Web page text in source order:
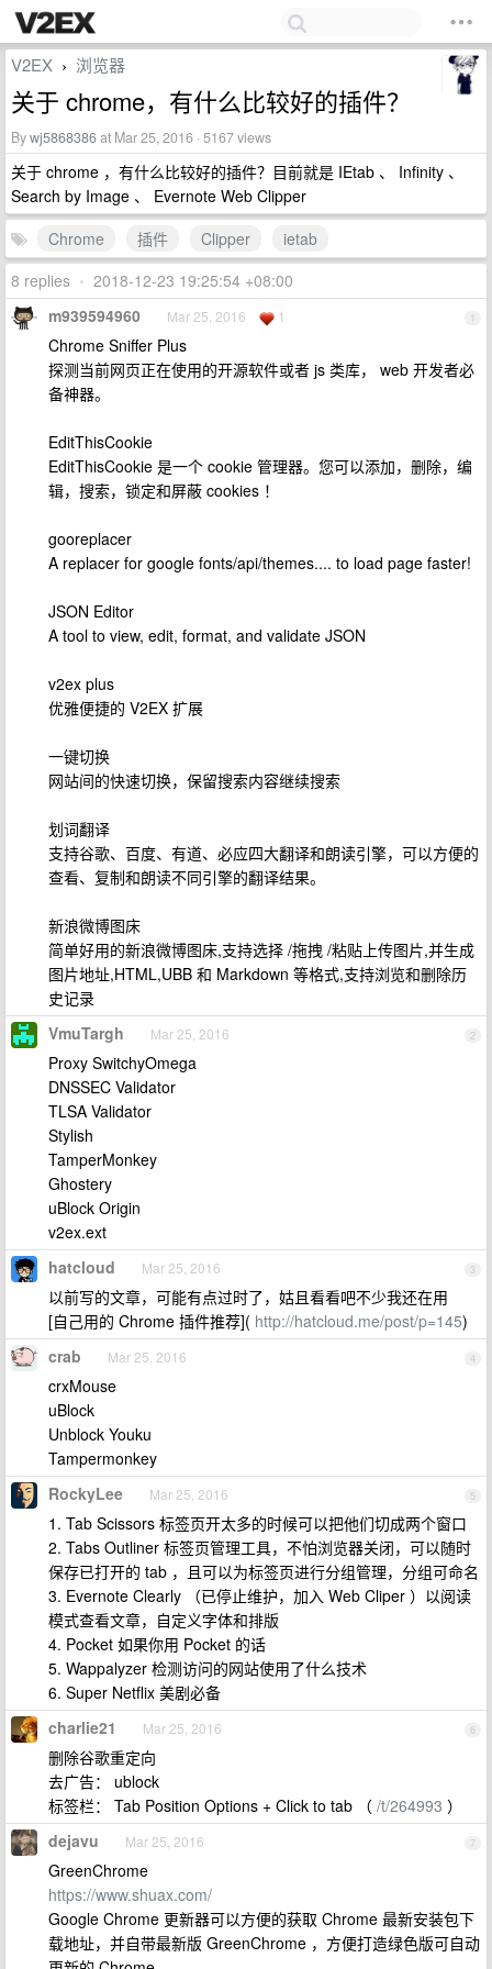
V2EX › 浏览器
关于 chrome，有什么比较好的插件？
Bywj5868386at Mar 25, 2016 · 5167 views
关于 chrome ，有什么比较好的插件？目前就是 IEtab 、 Infinity 、
Search by Image 、 Evernote Web Clipper
Chrome
插件 Clipper
ietab
8 replies • 2018-12-23 19:25:54 +08:00
1
m939594960 Mar 25, 2016 1
Chrome Sniffer Plus
探测当前网页正在使用的开源软件或者 js 类库， web 开发者必
备神器。
EditThisCookie
EditThisCookie 是一个 cookie 管理器。您可以添加，删除，编
辑，搜索，锁定和屏蔽 cookies ！
gooreplacer
A replacer for google fonts/api/themes.... to load page faster!
JSON Editor
A tool to view, edit, format, and validate JSON
v2ex plus
优雅便捷的 V2EX 扩展
一键切换
网站间的快速切换，保留搜索内容继续搜索
划词翻译
支持谷歌、百度、有道、必应四大翻译和朗读引擎，可以方便的
查看、复制和朗读不同引擎的翻译结果。
新浪微博图床
简单好用的新浪微博图床,支持选择 /拖拽 /粘贴上传图片,并生成
图片地址,HTML,UBB 和 Markdown 等格式,支持浏览和删除历
史记录
2
VmuTargh Mar 25, 2016
Proxy SwitchyOmega
DNSSEC Validator
TLSA Validator
Stylish
TamperMonkey
Ghostery
uBlock Origin
v2ex.ext
3
hatcloud Mar 25, 2016
以前写的文章，可能有点过时了，姑且看看吧不少我还在用
[自己用的 Chrome 插件推荐]( http://hatcloud.me/post/p=145)
4
crab Mar 25, 2016
crxMouse
uBlock
Unblock Youku
Tampermonkey
5
RockyLee Mar 25, 2016
1. Tab Scissors 标签页开太多的时候可以把他们切成两个窗口
2. Tabs Outliner 标签页管理工具，不怕浏览器关闭，可以随时
保存已打开的 tab ，且可以为标签页进行分组管理，分组可命名
3. Evernote Clearly （已停止维护，加入 Web Cliper ）以阅读
模式查看文章，自定义字体和排版
4. Pocket 如果你用 Pocket 的话
5. Wappalyzer 检测访问的网站使用了什么技术
6. Super Netflix 美剧必备
6
charlie21 Mar 25, 2016
删除谷歌重定向
去广告： ublock
标签栏： Tab Position Options + Click to tab （ /t/264993 ）
7
dejavu Mar 25, 2016
GreenChrome
https://www.shuax.com/
Google Chrome 更新器可以方便的获取 Chrome 最新安装包下
载地址，并自带最新版 GreenChrome ，方便打造绿色版可自动